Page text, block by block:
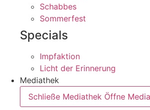
Schabbes
Sommerfest
Specials
Impfaktion
Licht der Erinnerung
Mediathek
Schließe Mediathek Öffne